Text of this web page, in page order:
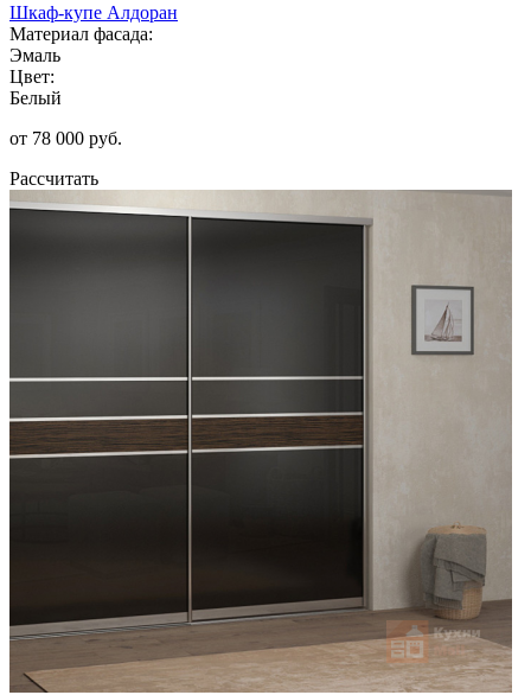
Шкаф-купе Алдоран
Материал фасада:
Эмаль
Цвет:
Белый
от 78 000 руб.
Рассчитать